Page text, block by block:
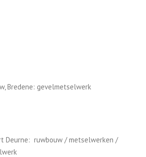
Bredene: gevelmetselwerk
Deurne: ruwbouw / metselwerken /